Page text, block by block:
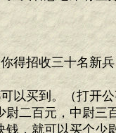
得招收三十名新
以买到。（打开
二百元，中尉三
，就可以买个少